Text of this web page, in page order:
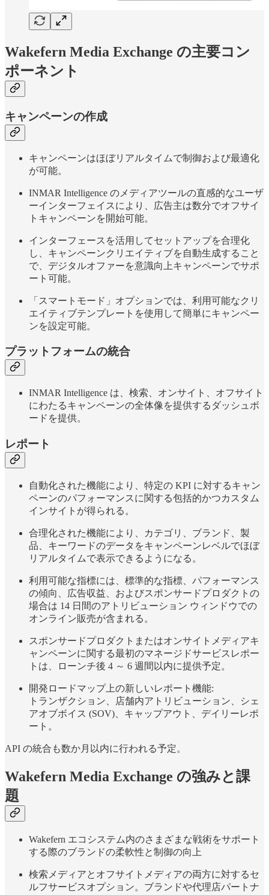
Wakefern Media Exchange の主要コン
ポーネント
キャンペーンの作成
キャンペーンはほぼリアルタイムで制御および最適化
が可能。
INMAR Intelligence のメディアツールの直感的なユーザ
ーインターフェイスにより、広告主は数分でオフサイ
トキャンペーンを開始可能。
インターフェースを活用してセットアップを合理化
し、キャンペーンクリエイティブを自動生成すること
で、デジタルオファーを意識向上キャンペーンでサポ
ート可能。
「スマートモード」オプションでは、利用可能なクリ
エイティブテンプレートを使用して簡単にキャンペー
ンを設定可能。
プラットフォームの統合
INMAR Intelligence は、検索、オンサイト、オフサイト
にわたるキャンペーンの全体像を提供するダッシュボ
ードを提供。
レポート
自動化された機能により、特定の KPI に対するキャン
ペーンのパフォーマンスに関する包括的かつカスタム
インサイトが得られる。
合理化された機能により、カテゴリ、ブランド、製
品、キーワードのデータをキャンペーンレベルでほぼ
リアルタイムで表示できるようになる。
利用可能な指標には、標準的な指標、パフォーマンス
の傾向、広告収益、およびスポンサードプロダクトの
場合は 14 日間のアトリビューション ウィンドウでの
オンライン販売が含まれる。
スポンサードプロダクトまたはオンサイトメディアキ
ャンペーンに関する最初のマネージドサービスレポー
トは、ローンチ後 4 ～ 6 週間以内に提供予定。
開発ロードマップ上の新しいレポート機能:
トランザクション、店舗内アトリビューション、シェ
アオブボイス (SOV)、キャップアウト、デイリーレポ
ート。
API の統合も数か月以内に行われる予定。
Wakefern Media Exchange の強みと課
題
Wakefern エコシステム内のさまざまな戦術をサポート
する際のブランドの柔軟性と制御の向上
検索メディアとオフサイトメディアの両方に対するセ
ルフサービスオプション。ブランドや代理店パートナ